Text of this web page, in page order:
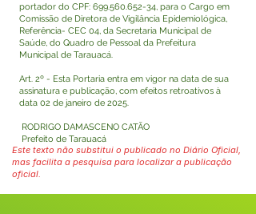
portador do CPF: 699.560.652-34, para o Cargo em
Comissão de Diretora de Vigilância Epidemiológica,
Referência- CEC 04, da Secretaria Municipal de
Saúde, do Quadro de Pessoal da Prefeitura
Municipal de Tarauacá.
Art. 2º - Esta Portaria entra em vigor na data de sua
assinatura e publicação, com efeitos retroativos à
data 02 de janeiro de 2025.
RODRIGO DAMASCENO CATÃO
Prefeito de Tarauacá
Este texto não substitui o publicado no Diário Oficial,
mas facilita a pesquisa para localizar a publicação
oficial.